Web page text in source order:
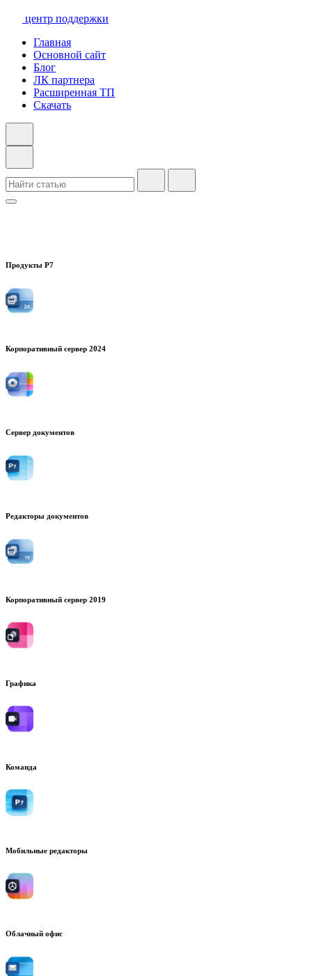
центр поддержки
Главная
Основной сайт
Блог
ЛК партнера
Расширенная ТП
Скачать
Продукты Р7
Корпоративный сервер 2024
Сервер документов
Редакторы документов
Корпоративный сервер 2019
Графика
Команда
Мобильные редакторы
Облачный офис